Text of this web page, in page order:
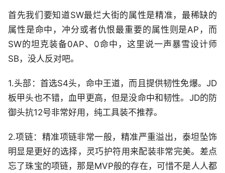
首先我们要知道SW最烂大街的属性是精准，最稀缺的
属性是命中，冲分或者仇恨最重要的属性则是AP，而
SW的坦克装备0AP、0命中，这里说一声暴雪设计师
SB，没人反对吧。
1.头部：首选S4头，命中王道，而且提供韧性免爆。JD
板甲头也不错，血甲更高，但是没命中和韧性。JD的防
御头抗12号非常好用，纯工具装不推荐。
2.项链：精准项链非常一般，精准严重溢出，泰坦坠饰
明显是更好的选择，灵巧护符用来配装非常完美。差点
忘了珠宝的项链，那是MVP般的存在，可惜不是人人都